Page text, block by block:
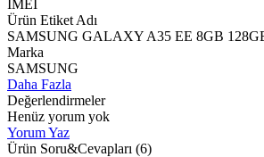
IMEI
Ürün Etiket Adı
SAMSUNG GALAXY A35 EE 8GB
Marka
SAMSUNG
Daha Fazla
Değerlendirmeler
Henüz yorum yok
Yorum Yaz
Ürün Soru&Cevapları (6)